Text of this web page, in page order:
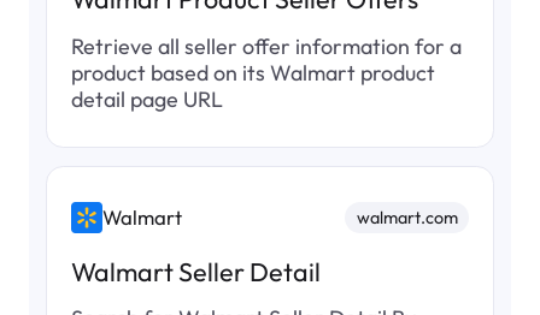
              "availability_status": "AVAILABLE"
            },
            "condition": {
              "condition_code": 1,
              "condition_text": "New",
              "condition_group_code": 1,
              "condition_group_text": "New"
            "offer_type": "ONLINE_ONLY",
"product_url": "https://
Retrieve all seller offer information for a
product based on its Walmart product
detail page URL
Walmart
Walmart Seller Detail
walmart.com